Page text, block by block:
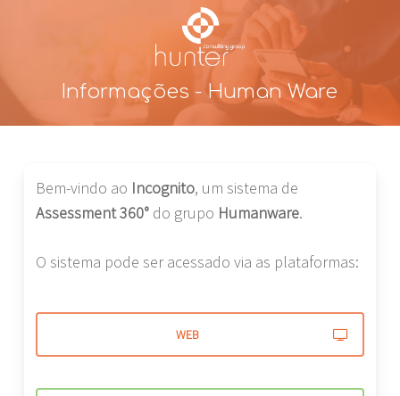
content
Informações - Human Ware
Bem-vindo ao Incognito, um sistema de
Assessment 360° do grupo Humanware.
O sistema pode ser acessado via as plataformas:
WEB
Menu